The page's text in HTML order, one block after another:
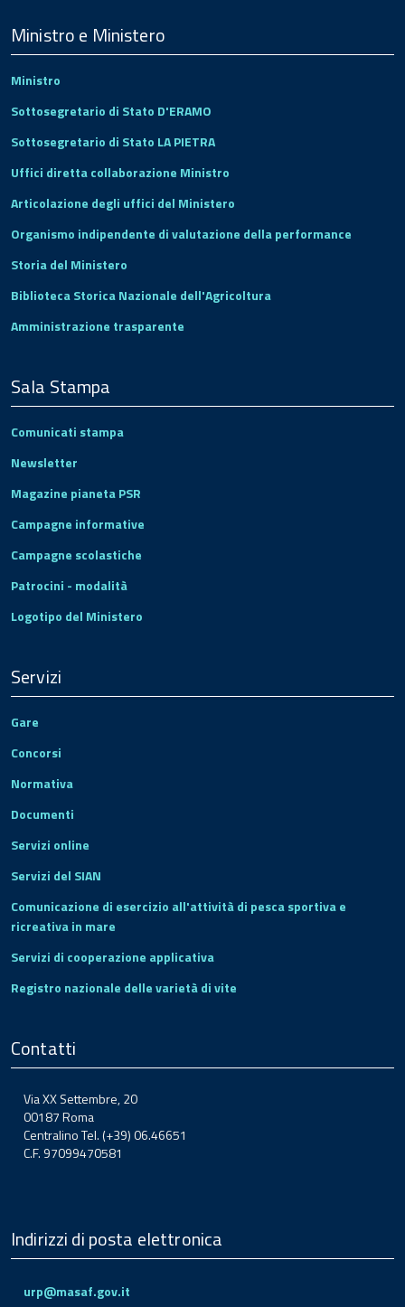
Footer
Ministro e Ministero
Ministro
Sottosegretario di Stato D'ERAMO
Sottosegretario di Stato LA PIETRA
Uffici diretta collaborazione Ministro
Articolazione degli uffici del Ministero
Organismo indipendente di valutazione della performance
Storia del Ministero
Biblioteca Storica Nazionale dell'Agricoltura
Amministrazione trasparente
Sala Stampa
Comunicati stampa
Newsletter
Magazine pianeta PSR
Campagne informative
Campagne scolastiche
Patrocini - modalità
Logotipo del Ministero
Servizi
Gare
Concorsi
Normativa
Documenti
Servizi online
Servizi del SIAN
Comunicazione di esercizio all'attività di pesca sportiva e
ricreativa in mare
Servizi di cooperazione applicativa
Registro nazionale delle varietà di vite
Contatti
Via XX Settembre, 20
00187 Roma
Centralino Tel. (+39) 06.46651
C.F. 97099470581
Indirizzi di posta elettronica
urp@masaf.gov.it